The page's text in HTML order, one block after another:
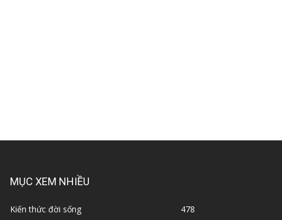
MỤC XEM NHIỀU
Kiến thức đời sống 478